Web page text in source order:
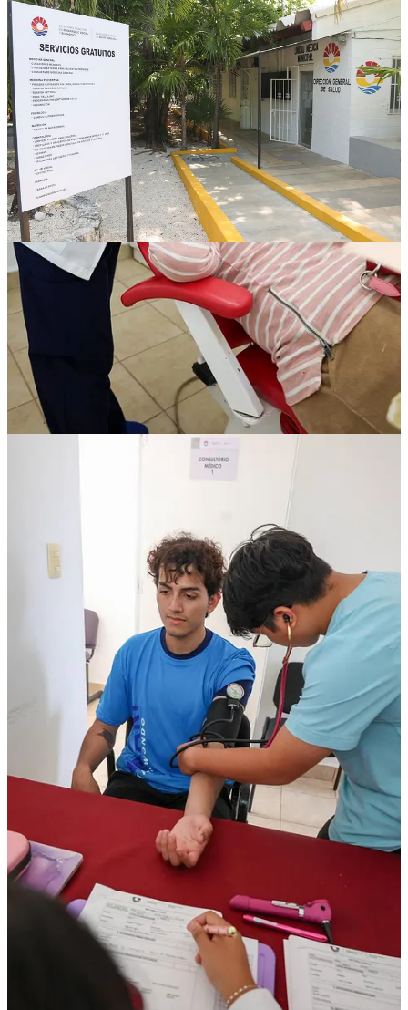
Crea tu Substack
Descargar la app
Substackes el hogar de la gran cultura